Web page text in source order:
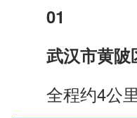
01
武汉市黄陂
全程约4公